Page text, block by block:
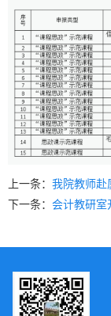
上一条： 我院教师赴
下一条： 会计教研室